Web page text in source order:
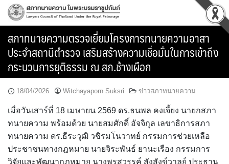
Skip
สภาทนายความตรวจเยี่ยมโครงการทนายความอาสา
ประจำสถานีตำรวจ เสริมสร้างความเชื่อมั่นในการเข้าถึง
กระบวนการยุติธรรม ณ สภ.ช้างเผือก
18/04/2026 Witchayaporn Suksri ข่าวสภาทนายความ
เมื่อวันเสาร์ที่ 18 เมษายน 2569 ดร.ธนพล คงเจี้ยง นายกสภา
ทนายความ พร้อมด้วย นายสมศักดิ์ อัจจิกุล เลขาธิการสภา
ทนายความ ดร.ธีระวุฒิ วชิรมโนวาทย์ กรรมการช่วยเหลือ
ประชาชนทางกฎหมาย นายจิระพันธ์ ยานะเรือง กรรมการ
วิจัยและพัฒนากฎหมาย นางพรสวรรค์ สังสังข์วาลย์ ประธาน